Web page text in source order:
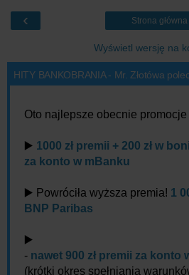
‹ Strona główna
Wyświetl wersję na
HITY BANKOBRANIA - Mr. Złotówa
Oto najlepsze obecnie
▶️ 1000 zł premii + 200 zł w
za konto w mBanku
▶️ Powróciła wyższa premia! 1
BNP Paribas
▶️
- nawet 900 zł premii za konto
(krótki okres spełniania